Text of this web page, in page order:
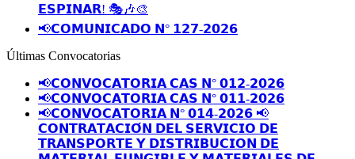
𝗘𝗦𝗣𝗜𝗡𝗔𝗥! 🎭🎶🎨
📢𝗖𝗢𝗠𝗨𝗡𝗜𝗖𝗔𝗗𝗢 𝗡° 𝟭𝟮𝟳-𝟮𝟬𝟮𝟲
Últimas Convocatorias
📢𝗖𝗢𝗡𝗩𝗢𝗖𝗔𝗧𝗢𝗥𝗜𝗔 𝗖𝗔𝗦 𝗡° 𝟬𝟭𝟮-𝟮𝟬𝟮𝟲
📢𝗖𝗢𝗡𝗩𝗢𝗖𝗔𝗧𝗢𝗥𝗜𝗔 𝗖𝗔𝗦 𝗡° 𝟬𝟭𝟭-𝟮𝟬𝟮𝟲
📢𝗖𝗢𝗡𝗩𝗢𝗖𝗔𝗧𝗢𝗥𝗜𝗔 𝗡° 𝟬𝟭𝟰-𝟮𝟬𝟮𝟲 📢
𝗖𝗢𝗡𝗧𝗥𝗔𝗧𝗔𝗖𝗜𝗢́𝗡 𝗗𝗘𝗟 𝗦𝗘𝗥𝗩𝗜𝗖𝗜𝗢 𝗗𝗘
𝗧𝗥𝗔𝗡𝗦𝗣𝗢𝗥𝗧𝗘 𝗬 𝗗𝗜𝗦𝗧𝗥𝗜𝗕𝗨𝗖𝗜𝗢𝗡 𝗗𝗘